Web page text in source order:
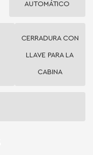
AUTOMÁTICO
CERRADURA CON
LLAVE PARA LA
CABINA